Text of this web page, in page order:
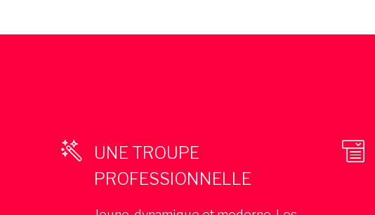
UNE TROUPE
PROFESSIONNELLE